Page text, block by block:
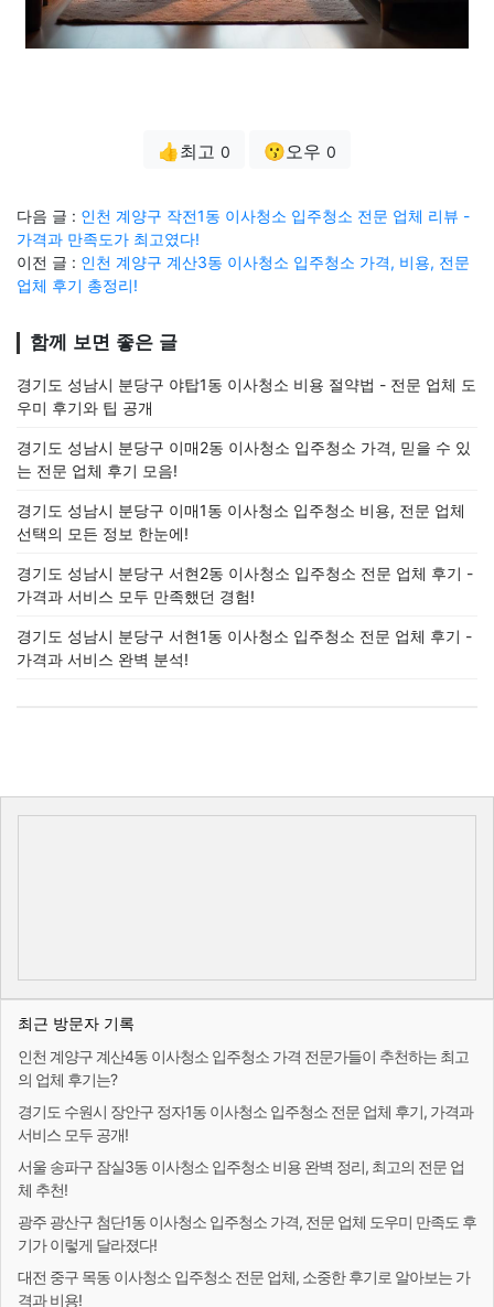
👍최고 0 😗오우 0
다음 글 : 인천 계양구 작전1동 이사청소 입주청소 전문 업체 리뷰 -
가격과 만족도가 최고였다!
이전 글 : 인천 계양구 계산3동 이사청소 입주청소 가격, 비용, 전문
업체 후기 총정리!
함께 보면 좋은 글
경기도 성남시 분당구 야탑1동 이사청소 비용 절약법 - 전문 업체 도
우미 후기와 팁 공개
경기도 성남시 분당구 이매2동 이사청소 입주청소 가격, 믿을 수 있
는 전문 업체 후기 모음!
경기도 성남시 분당구 이매1동 이사청소 입주청소 비용, 전문 업체
선택의 모든 정보 한눈에!
경기도 성남시 분당구 서현2동 이사청소 입주청소 전문 업체 후기 -
가격과 서비스 모두 만족했던 경험!
경기도 성남시 분당구 서현1동 이사청소 입주청소 전문 업체 후기 -
가격과 서비스 완벽 분석!
최근 방문자 기록
인천 계양구 계산4동 이사청소 입주청소 가격 전문가들이 추천하는 최고
의 업체 후기는?
경기도 수원시 장안구 정자1동 이사청소 입주청소 전문 업체 후기, 가격과
서비스 모두 공개!
서울 송파구 잠실3동 이사청소 입주청소 비용 완벽 정리, 최고의 전문 업
체 추천!
광주 광산구 첨단1동 이사청소 입주청소 가격, 전문 업체 도우미 만족도 후
기가 이렇게 달라졌다!
대전 중구 목동 이사청소 입주청소 전문 업체, 소중한 후기로 알아보는 가
격과 비용!